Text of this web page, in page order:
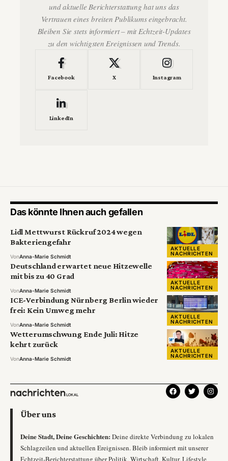
und aktuelle Berichterstattung hat uns das
Vertrauen eines breiten Publikums eingebracht.
Bleiben Sie stets informiert – mit Echtzeit-Updates
zu den wichtigsten Ereignissen und Trends.
Facebook X Instagram
LinkedIn
Das könnte Ihnen auch gefallen
AKTUELLE
NACHRICHTEN
Lidl Mettwurst Rückruf 2024 wegen
Bakteriengefahr
VonAnna-Marie Schmidt
AKTUELLE
NACHRICHTEN
Deutschland erwartet neue Hitzewelle
mit bis zu 40 Grad
VonAnna-Marie Schmidt
AKTUELLE
NACHRICHTEN
ICE-Verbindung Nürnberg Berlin wieder
frei: Kein Umweg mehr
VonAnna-Marie Schmidt
AKTUELLE
NACHRICHTEN
Wetterumschwung Ende Juli: Hitze
kehrt zurück
VonAnna-Marie Schmidt
Über uns
Deine Stadt, Deine Geschichten: Deine direkte Verbindung zu lokalen
Schlagzeilen und aktuellen Ereignissen. Bleib informiert mit unserer
Echtzeit-Berichterstattung über Politik, Wirtschaft, Kultur, Lifestyle